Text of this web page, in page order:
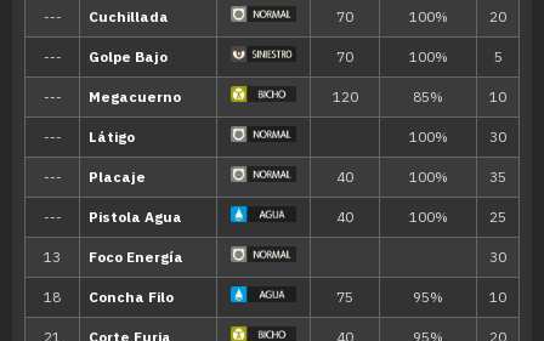
MT025 Imagen 70
MT027 Golpe Aéreo 60
MT028 Terratemblor 60
MT032 60
MT034 Viento Hielo 55
MT043 Lanzamiento